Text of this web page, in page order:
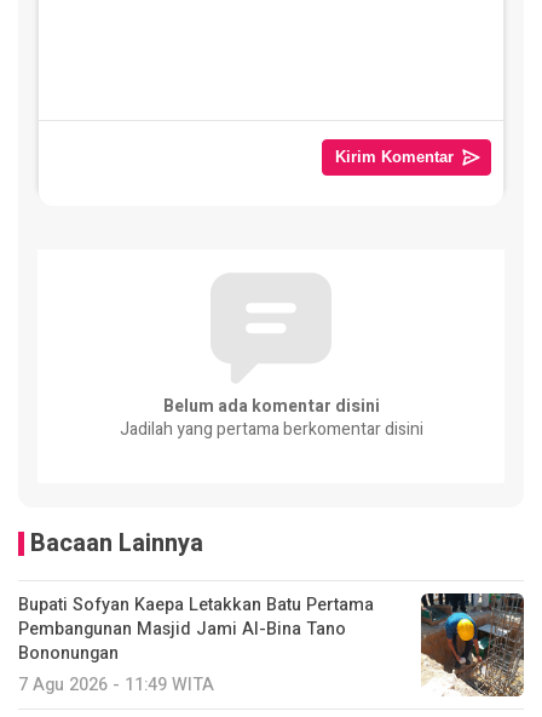
Belum ada komentar disini
Jadilah yang pertama berkomentar disini
Bacaan Lainnya
Bupati Sofyan Kaepa Letakkan Batu Pertama
Pembangunan Masjid Jami Al-Bina Tano
Bononungan
7 Agu 2026 - 11:49 WITA